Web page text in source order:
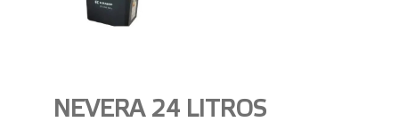
NEVERA 24 LITROS